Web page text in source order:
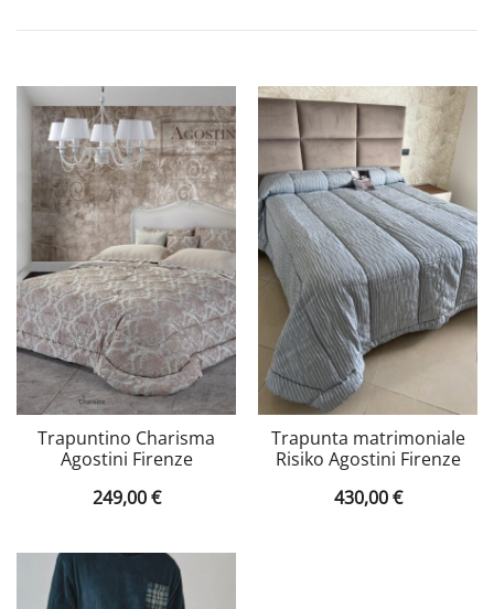
Trapuntino Charisma
Agostini Firenze
249,00€
Trapunta matrimoniale
Risiko Agostini Firenze
430,00€